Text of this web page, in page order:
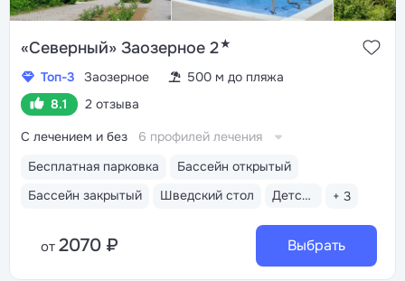
«Северный» Заозерное 2★
Топ-3 Заозерное
500 м до пляжа
8.1
2 отзыва
Бесплатная парковка
Бассейн открытый
Бассейн закрытый
Шведский стол Детская комната + 3
С лечением и без 6 профилей лечения
от 2070 ₽ Выбрать